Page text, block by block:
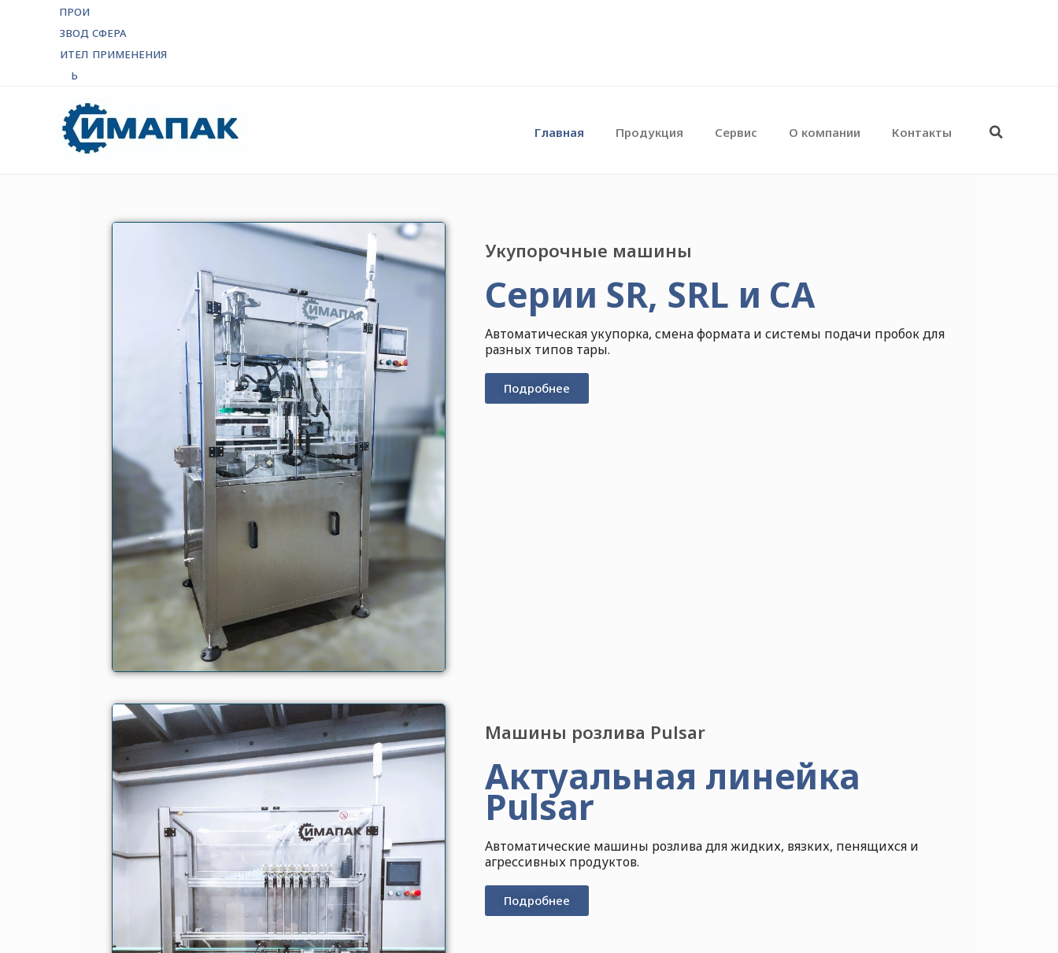
ПРОИ
ЗВОД
ИТЕЛ
Ь
СФЕРА
ПРИМЕНЕНИЯ
Главная Продукция Сервис О компании Контакты
Укупорочные машины
Серии SR, SRL и CA
Автоматическая укупорка, смена формата и системы подачи пробок для
разных типов тары.
Подробнее
Машины розлива Pulsar
Актуальная линейка
Pulsar
Автоматические машины розлива для жидких, вязких, пенящихся и
агрессивных продуктов.
Подробнее